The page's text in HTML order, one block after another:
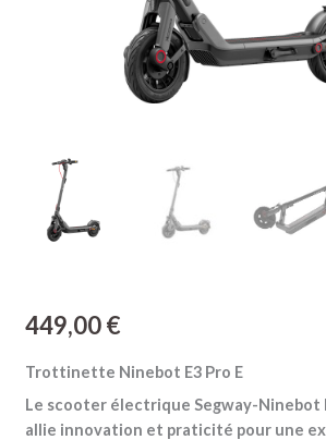
449,00€
Trottinette Ninebot E3 Pro E
Le scooter électrique Segway-Ninebot
allie innovation et praticité pour une